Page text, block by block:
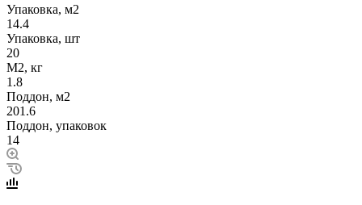
Упаковка, м2
14.4
Упаковка, шт
20
М2, кг
1.8
Поддон, м2
201.6
Поддон, упаковок
14